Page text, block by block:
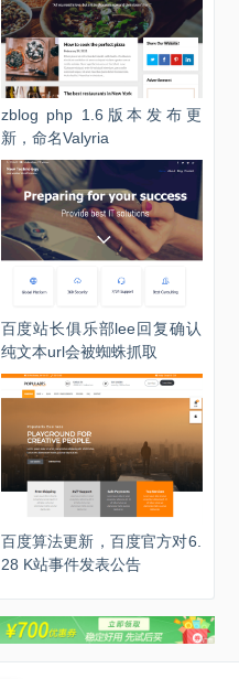
zblog php 1.6版本发布更
新，命名Valyria
百度站长俱乐部lee回复确认
纯文本url会被蜘蛛抓取
百度算法更新，百度官方对6.
28 K站事件发表公告